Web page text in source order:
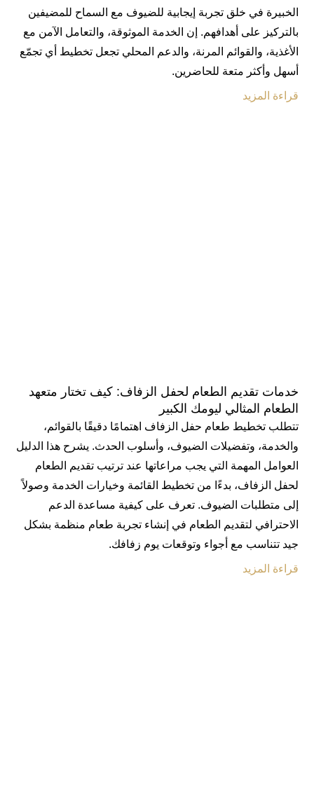
الخبيرة في خلق تجربة إيجابية للضيوف مع السماح للمضيفين
بالتركيز على أهدافهم. إن الخدمة الموثوقة، والتعامل الآمن مع
الأغذية، والقوائم المرنة، والدعم المحلي تجعل تخطيط أي تجمّع
أسهل وأكثر متعة للحاضرين.
قراءة المزيد
خدمات تقديم الطعام لحفل الزفاف: كيف تختار متعهد
الطعام المثالي ليومك الكبير
تتطلب تخطيط طعام حفل الزفاف اهتمامًا دقيقًا بالقوائم،
والخدمة، وتفضيلات الضيوف، وأسلوب الحدث. يشرح هذا الدليل
العوامل المهمة التي يجب مراعاتها عند ترتيب تقديم الطعام
لحفل الزفاف، بدءًا من تخطيط القائمة وخيارات الخدمة وصولاً
إلى متطلبات الضيوف. تعرف على كيفية مساعدة الدعم
الاحترافي لتقديم الطعام في إنشاء تجربة طعام منظمة بشكل
جيد تتناسب مع أجواء وتوقعات يوم زفافك.
قراءة المزيد